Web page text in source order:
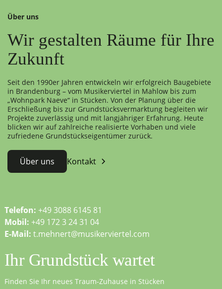
Über uns
Wir gestalten Räume für Ihre
Zukunft
Seit den 1990er Jahren entwickeln wir erfolgreich Baugebiete
in Brandenburg – vom Musikerviertel in Mahlow bis zum
„Wohnpark Naeve“ in Stücken. Von der Planung über die
Erschließung bis zur Grundstücksvermarktung begleiten wir
Projekte zuverlässig und mit langjähriger Erfahrung. Heute
blicken wir auf zahlreiche realisierte Vorhaben und viele
zufriedene Grundstückseigentümer zurück.
Über uns Kontakt
Telefon: +49 3088 6145 81
Mobil: +49 172 3 24 31 04
E-Mail: t.mehnert@musikerviertel.com
Ihr Grundstück wartet
Finden Sie Ihr neues Traum-Zuhause in Stücken